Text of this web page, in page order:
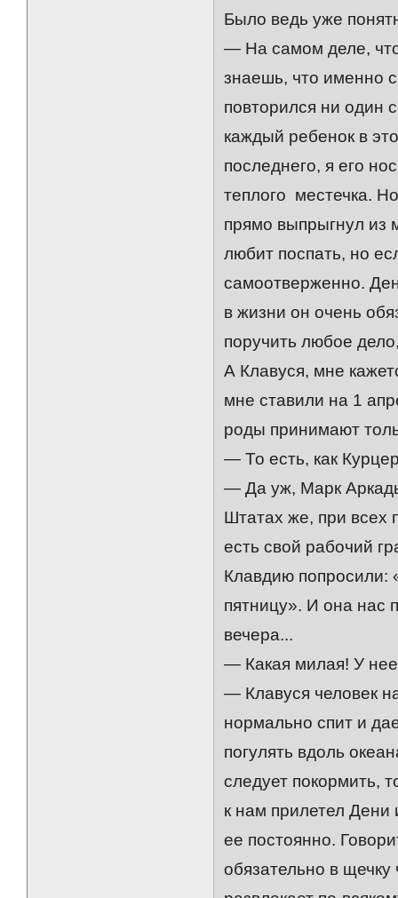
Было ведь уже
— На самом деле, что
знаешь, что именно
повторился ни один
каждый ребенок в
последнего, я его
теплого местечка.
прямо выпрыгнул из
любит поспать, но
самоотверженно.
в жизни он очень
поручить любое
А Клавуся, мне
мне ставили на 1
роды принимают
— То есть, как
— Да уж, Марк
Штатах же, при всех
есть свой рабочий
Клавдию попросили:
пятницу». И она нас
вечера...
— Какая милая! У
— Клавуся человек
нормально спит и
погулять вдоль
следует покормить,
к нам прилетел Дени
ее постоянно.
обязательно в щечку